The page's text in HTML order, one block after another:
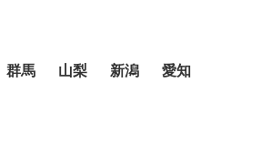
群馬 山梨 新潟 愛知